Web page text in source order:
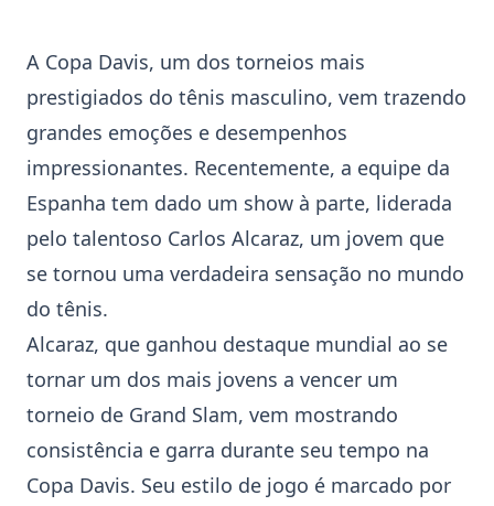
A Copa Davis, um dos torneios mais
prestigiados do tênis masculino, vem trazendo
grandes emoções e desempenhos
impressionantes. Recentemente, a equipe da
Espanha tem dado um show à parte, liderada
pelo talentoso Carlos Alcaraz, um jovem que
se tornou uma verdadeira sensação no mundo
do tênis.
Alcaraz, que ganhou destaque mundial ao se
tornar um dos mais jovens a vencer um
torneio de Grand Slam, vem mostrando
consistência e garra durante seu tempo na
Copa Davis. Seu estilo de jogo é marcado por